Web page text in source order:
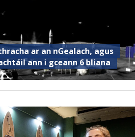
ar an nGealach, agus
ann i gceann 6 bliana